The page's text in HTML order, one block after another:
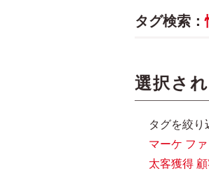
タグ検索：
選択さ
タグを絞り
マーケ フ
太客獲得